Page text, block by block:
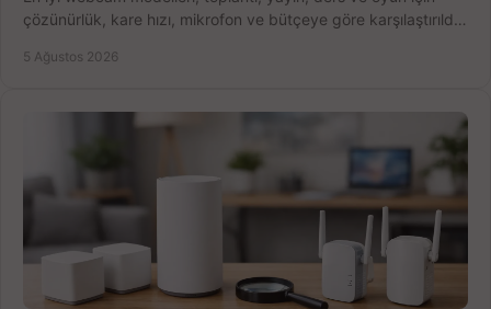
çözünürlük, kare hızı, mikrofon ve bütçeye göre karşılaştırıldı.
5 Ağustos 2026